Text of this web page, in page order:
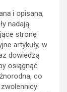
i opisana,
nadają
stronę
artykuły, w
dowiedzą
osiągnąć
co